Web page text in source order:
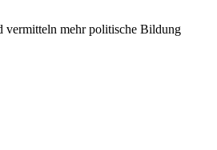
vermitteln mehr politische Bildung